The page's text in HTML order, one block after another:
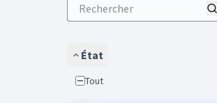
État
Tout